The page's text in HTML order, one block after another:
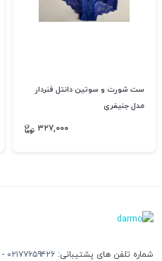
ست شورت و سوتین دانتل فنردار
مدل جنیفری
۳۲۷,۰۰۰
شماره تلفن های پشتیبانی: ۰۲۱۷۷۶۵۹۴۲۶ -